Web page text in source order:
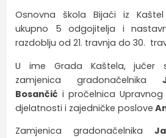
Osnovna škola Bijaći iz
ukupno 5 odgojitelja i
razdoblju od 21. travnja do 30.
U ime Grada Kaštela, jučer
zamjenica gradonačelnika
Bosančić i pročelnica
djelatnosti i zajedničke poslove
Zamjenica gradonačelnika